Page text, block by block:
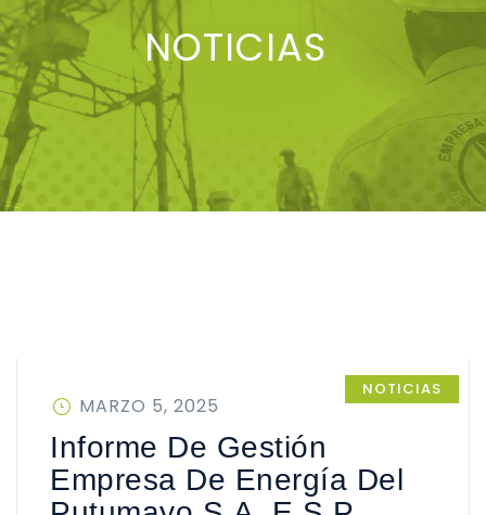
NOTICIAS
NOTICIAS
PUBLICADO
EN
MARZO 5, 2025
Informe De Gestión
Empresa De Energía Del